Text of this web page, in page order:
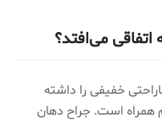
می‌افتد؟
خفیفی را داشته
همراه است. جراح دهان